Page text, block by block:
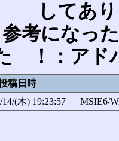
してあ
考になっ
！：アド
稿日時
14/(木) 19:23:57 MSIE6/